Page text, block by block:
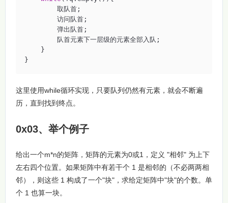
取队首;
访问队首;
弹出队首;
队首元素下一层级的元素全部入队;
}
}
这里使用while循环实现，只要队列仍然有元素，就会不断遍
历，直到找到终点。
0x03、举个例子
给出一个m*n的矩阵，矩阵的元素为0或1，定义 "相邻" 为上下
左右四个位置。如果矩阵中有若干个 1 是相邻的（不必两两相
邻），则这些 1 构成了一个"块"，求给定矩阵中"块"的个数。单
个 1 也算一块。